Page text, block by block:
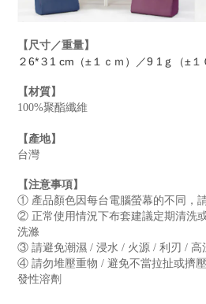
【尺寸／重量】
２6*３1 cm（±１ｃｍ）／9 1ｇ（±１
【材質】
100%聚酯纖維
【產地】
台灣
【注意事項】
① 產品顏色因每台電腦螢幕的不同，
② 正常使用情況下布套建議定期清洗
洗滌
③ 請避免潮濕 / 浸水 / 火源 / 利刃 / 高
④ 請勿堆壓重物 / 避免不當拉扯或擠
發性溶劑